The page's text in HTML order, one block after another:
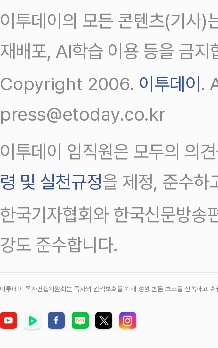
이투데이의 모든 콘텐츠(기사)
재배포, AI학습 이용 등을 금지
Copyright 2006. 이투데이.
press@etoday.co.kr
이투데이 임직원은 모두의 의
령 및 실천규정을 제정, 준수하
한국기자협회와 한국신문방송
강도 준수합니다.
이투데이 독자편집위원회는 독자의 권익보호를 위해 정정‧반론 보도를 신속하고